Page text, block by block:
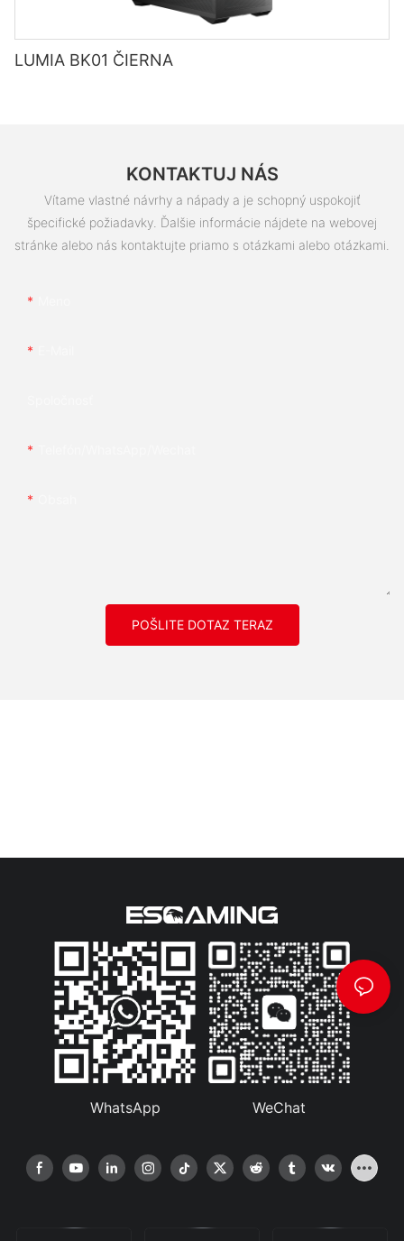
LUMIA BK01 ČIERNA
KONTAKTUJ NÁS
Vítame vlastné návrhy a nápady a je schopný uspokojiť
špecifické požiadavky. Ďalšie informácie nájdete na webovej
stránke alebo nás kontaktujte priamo s otázkami alebo otázkami.
POŠLITE DOTAZ TERAZ
WhatsApp WeChat